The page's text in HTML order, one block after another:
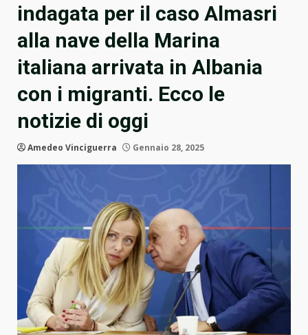
indagata per il caso Almasri
alla nave della Marina
italiana arrivata in Albania
con i migranti. Ecco le
notizie di oggi
Amedeo Vinciguerra Gennaio 28, 2025